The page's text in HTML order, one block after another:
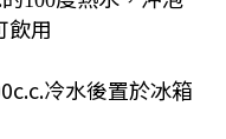
飲用
冷水後置於冰箱